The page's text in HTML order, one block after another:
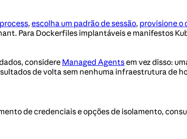
, escolha um padrão de sessão, provisione o
Para Dockerfiles implantáveis e manifestos
considere Managed Agentsem vez disso:
de volta sem nenhuma infraestrutura de
de credenciais e opções de isolamento,